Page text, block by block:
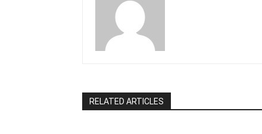
RELATED ARTICLES